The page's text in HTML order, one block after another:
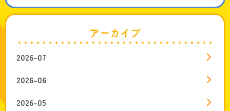
アーカイブ
2026-07
2026-06
2026-05